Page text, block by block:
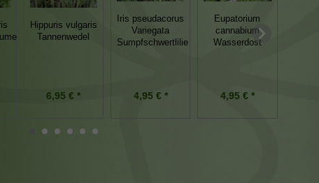
Hippuris vulgaris
Tannenwedel
6,95 € *
Iris pseudacorus
Variegata
Sumpfschwertlilie
4,95 € *
Eupatorium
cannabium
Wasserdost
4,95 € *